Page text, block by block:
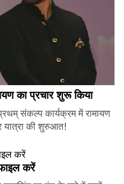
का प्रचार शुरू किया
संकल्प कार्यक्रम में रामायण
यात्रा की शुरुआत!
करें